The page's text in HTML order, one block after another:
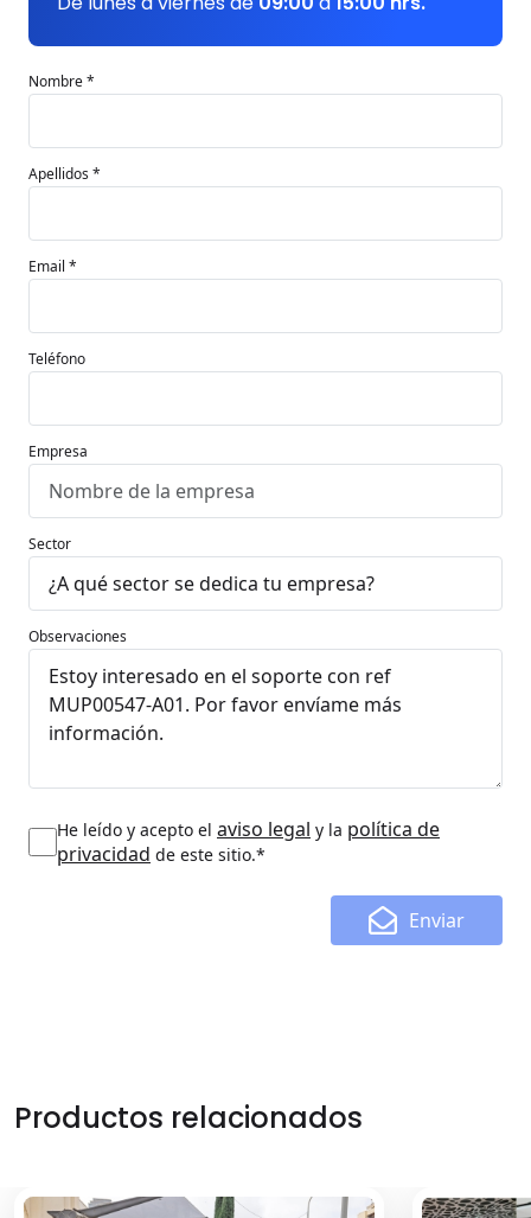
Nombre *
Apellidos *
Email *
Teléfono
Empresa
Sector
Observaciones
He leído y acepto el aviso legal y la política de
privacidad de este sitio.*
Enviar
Productos relacionados